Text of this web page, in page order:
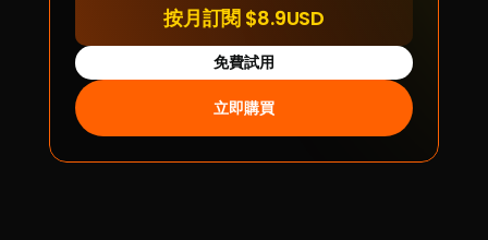
按月訂閱 $8.9USD
免費試用
立即購買